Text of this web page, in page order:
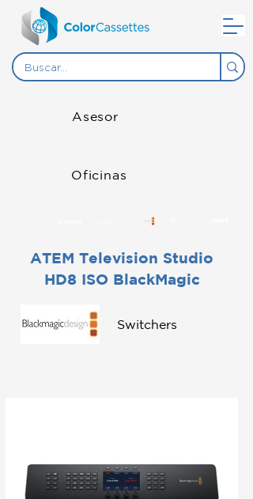
Asesor
Oficinas
ATEM Television Studio
HD8 ISO BlackMagic
Switchers